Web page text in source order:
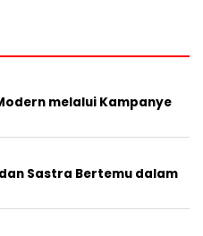
melalui Kampanye
dan Sastra Bertemu dalam